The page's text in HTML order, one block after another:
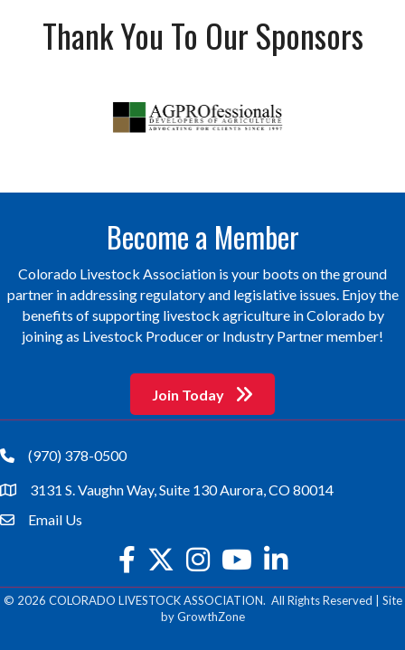
Thank You To Our Sponsors
Become a Member
Colorado Livestock Association is your boots on the ground
partner in addressing regulatory and legislative issues. Enjoy the
benefits of supporting livestock agriculture in Colorado by
joining as Livestock Producer or Industry Partner member!
Join Today
phone(970) 378-0500
location3131 S. Vaughn Way, Suite 130 Aurora, CO 80014
emailEmail Us
facebook
twitterInstagramyoutube
© 2026 COLORADO LIVESTOCK ASSOCIATION. All Rights Reserved | Site
byGrowthZone